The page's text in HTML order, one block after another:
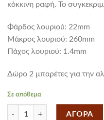
κόκκινη ραφή. Το
Φάρδος λουριού: 22mm
Mάκρος λουριού: 260mm
Πάχος λουριού: 1.4mm
Δώρο 2 μπαρέτες για την
Σε απόθεμα
Υφασμάτινο Ελαστικό
ΑΓΟΡΑ